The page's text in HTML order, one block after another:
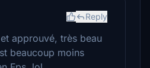
Reply
approuvé, très beau
beaucoup moins